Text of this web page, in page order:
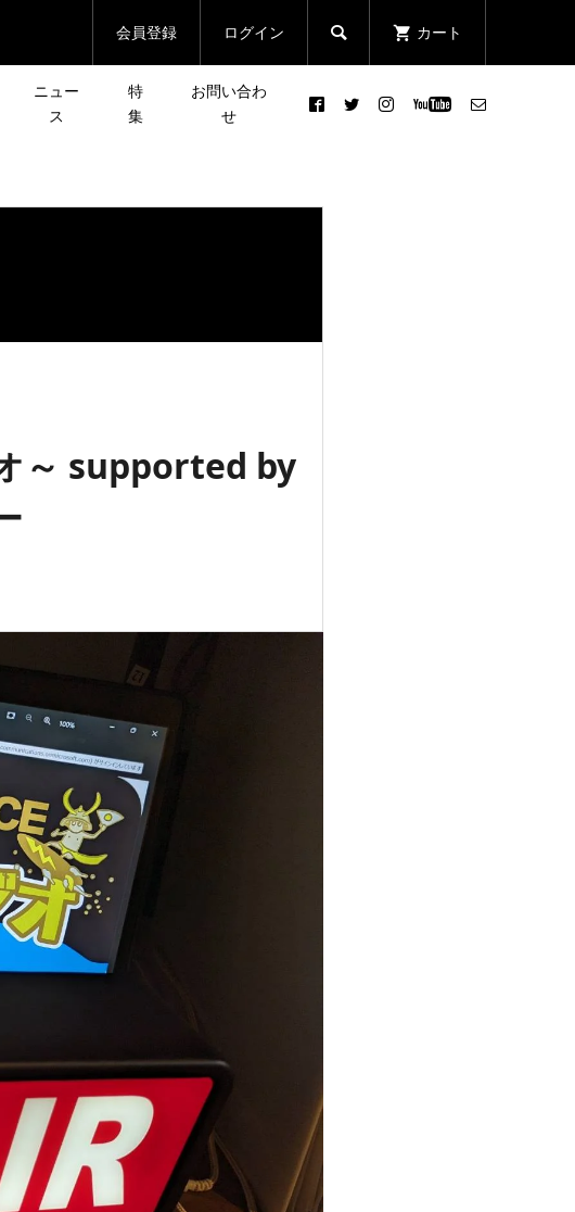
会員登録 ログイン  カート
ニュー
ス
特
集
お問い合わ
せ
X」が試
」 Event
縦断した...
企画］
皆さんの声で行き先が決まる
くくり！
～ supported by